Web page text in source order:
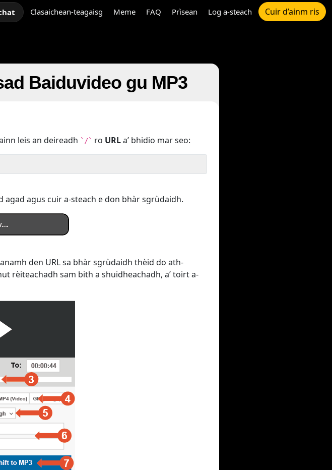
Clasaichean-teagaisg Meme FAQ Prìsean Log a-steach Cuir d’ainm ris
Baiduvideo gu MP3
leis an deireadh `/` ro URLa’ bhidio mar seo:
agad agus cuir a-steach e don bhàr sgrùdaidh.
den URL sa bhàr sgrùdaidh thèid do ath-
rèiteachadh sam bith a shuidheachadh, a’ toirt a-